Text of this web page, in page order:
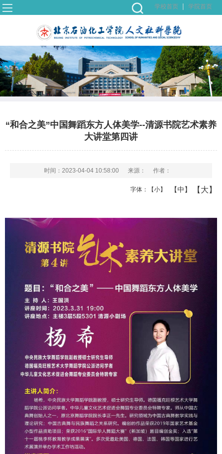
学校首页 学院首页
“和合之美”中国舞蹈东方人体美学--清源书院艺术素养
大讲堂第四讲
时间：2023-04-04 10:58:00 来源： 作者：
字体： 【小】 【中】 【大】